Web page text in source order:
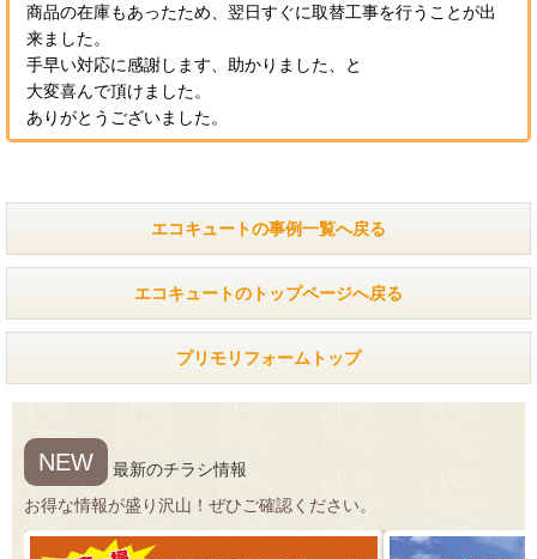
商品の在庫もあったため、翌日すぐに取替工事を行うことが出
来ました。
手早い対応に感謝します、助かりました、と
大変喜んで頂けました。
ありがとうございました。
エコキュートの事例一覧へ戻る
エコキュートのトップページへ戻る
プリモリフォームトップ
NEW
最新のチラシ情報
お得な情報が盛り沢山！ぜひご確認ください。